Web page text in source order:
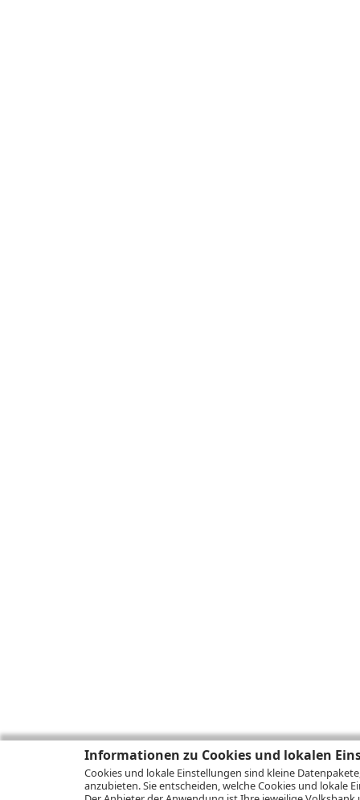
Informationen zu Cookies und lokalen
Cookies und lokale Einstellungen sind kleine
anzubieten. Sie entscheiden, welche Cookies und lokale